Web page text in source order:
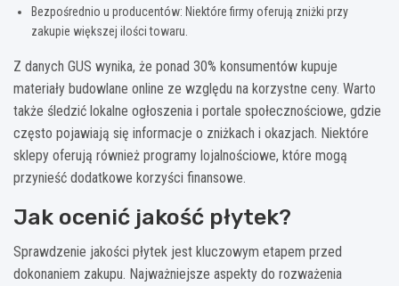
Bezpośrednio u producentów: Niektóre firmy oferują zniżki przy
zakupie większej ilości towaru.
Z danych GUS wynika, że ponad 30% konsumentów kupuje
materiały budowlane online ze względu na korzystne ceny. Warto
także śledzić lokalne ogłoszenia i portale społecznościowe, gdzie
często pojawiają się informacje o zniżkach i okazjach. Niektóre
sklepy oferują również programy lojalnościowe, które mogą
przynieść dodatkowe korzyści finansowe.
Jak ocenić jakość płytek?
Sprawdzenie jakości płytek jest kluczowym etapem przed
dokonaniem zakupu. Najważniejsze aspekty do rozważenia